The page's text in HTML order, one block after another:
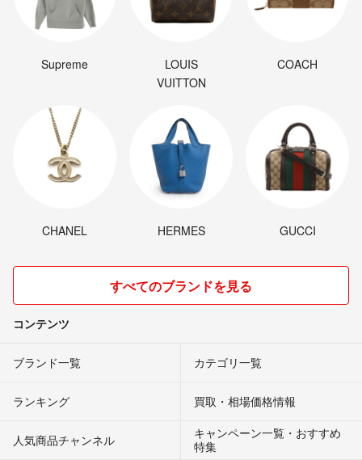
Supreme
LOUIS
VUITTON
COACH
CHANEL HERMES GUCCI
すべてのブランドを見る
コンテンツ
ブランド一覧 カテゴリ一覧
ランキング 買取・相場価格情報
人気商品チャンネル
キャンペーン一覧・おすすめ
特集